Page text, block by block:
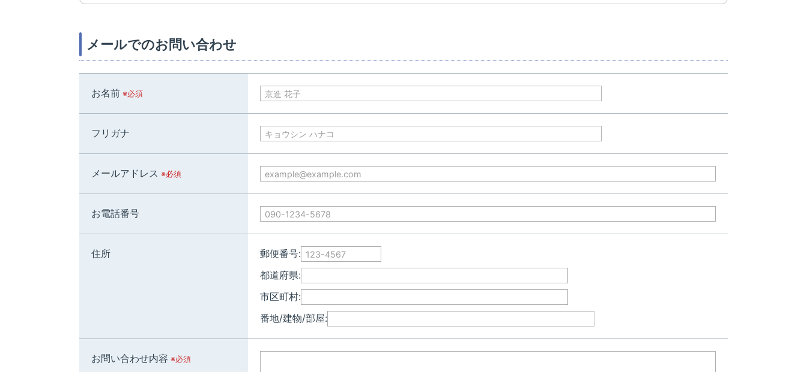
メールでのお問い合わせ
お名前 ※必須
フリガナ
メールアドレス ※必須
お電話番号
住所
郵便番号:
都道府県:
市区町村:
番地/建物/部屋:
お問い合わせ内容 ※必須